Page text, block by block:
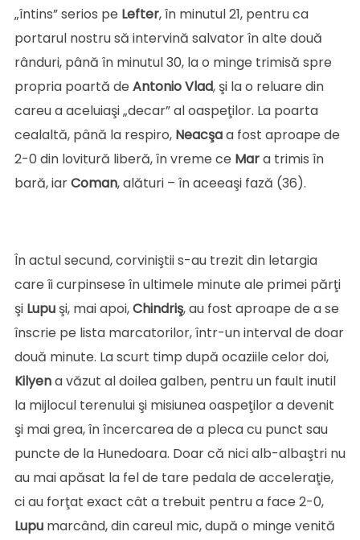
„întins” serios pe Lefter, în minutul 21, pentru ca
portarul nostru să intervină salvator în alte două
rânduri, până în minutul 30, la o minge trimisă spre
propria poartă de AntonioVlad, şi la o reluare din
careu a aceluiaşi „decar” al oaspeţilor. La poarta
cealaltă, până la respiro, Neacşaa fost aproape de
2-0 din lovitură liberă, în vreme ce Mara trimis în
bară, iarComan, alături – în aceeaşi fază (36).
În actul secund, corviniştii s-au trezit din letargia
care îi curpinsese în ultimele minute ale primei părţi
şi Lupuşi, mai apoi,Chindriş, au fost aproape de a se
înscrie pe lista marcatorilor, într-un interval de doar
două minute. La scurt timp după ocaziile celor doi,
Kilyena văzut al doilea galben, pentru un fault inutil
la mijlocul terenului şi misiunea oaspeţilor a devenit
şi mai grea, în încercarea de a pleca cu punct sau
puncte de la Hunedoara. Doar că nici alb-albaştri nu
au mai apăsat la fel de tare pedala de acceleraţie,
ci au forţat exact cât a trebuit pentru a face 2-0,
Lupumarcând, din careul mic, după o minge venită